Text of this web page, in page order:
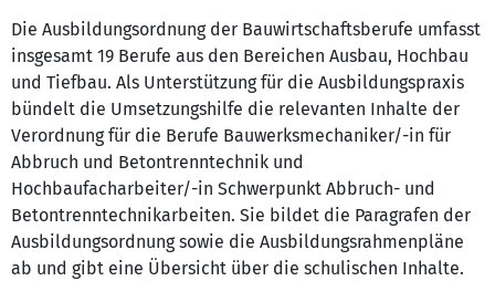
Die Ausbildungsordnung der Bauwirtschaftsberufe umfasst
insgesamt 19 Berufe aus den Bereichen Ausbau, Hochbau
und Tiefbau. Als Unterstützung für die Ausbildungspraxis
bündelt die Umsetzungshilfe die relevanten Inhalte der
Verordnung für die Berufe Bauwerksmechaniker/-in für
Abbruch und Betontrenntechnik und
Hochbaufacharbeiter/-in Schwerpunkt Abbruch- und
Betontrenntechnikarbeiten. Sie bildet die Paragrafen der
Ausbildungsordnung sowie die Ausbildungsrahmenpläne
ab und gibt eine Übersicht über die schulischen Inhalte.